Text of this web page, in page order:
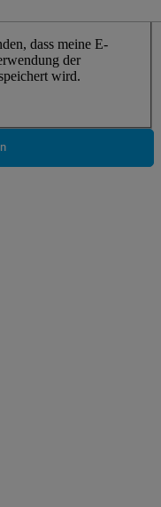
dass meine E-
der
wird.